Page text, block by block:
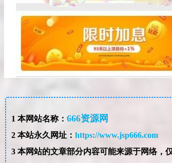
1 本网站名称： 666资源网
2本站永久网址： https://www.jsp666.com
3